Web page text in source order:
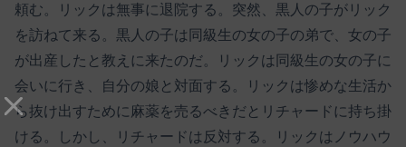
頼む。リックは無事に退院する。突然、黒人の子がリック
を訪ねて来る。黒人の子は同級生の女の子の弟で、女の子
が出産したと教えに来たのだ。リックは同級生の女の子に
会いに行き、自分の娘と対面する。リックは惨めな生活か
ら抜け出すために麻薬を売るべきだとリチャードに持ち掛
ける。しかし、リチャードは反対する。リックはノウハウ